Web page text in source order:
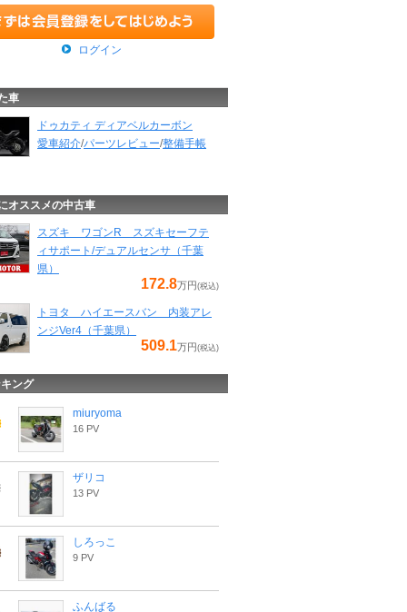
ログイン
車
ドゥカティ ディアベルカーボン
愛車紹介/パーツレビュー/整備手帳
オススメの中古車
スズキ ワゴンR スズキセーフテ
ィサポート/デュアルセンサ（千葉
県）
172.8万円 (税込)
トヨタ ハイエースバン 内装アレ
ンジVer4（千葉県）
509.1万円 (税込)
ング
miuryoma
16 PV
ザリコ
13 PV
しろっこ
9 PV
ふんばる